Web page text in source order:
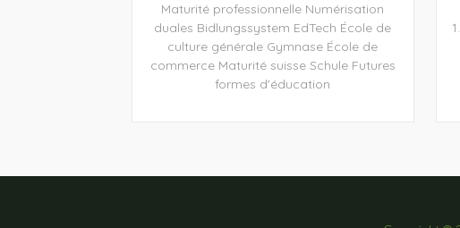
Maturité professionnelle Numérisation
duales Bidlungssystem EdTech École de
culture générale Gymnase École de
commerce Maturité suisse Schule Futures
formes d'éducation